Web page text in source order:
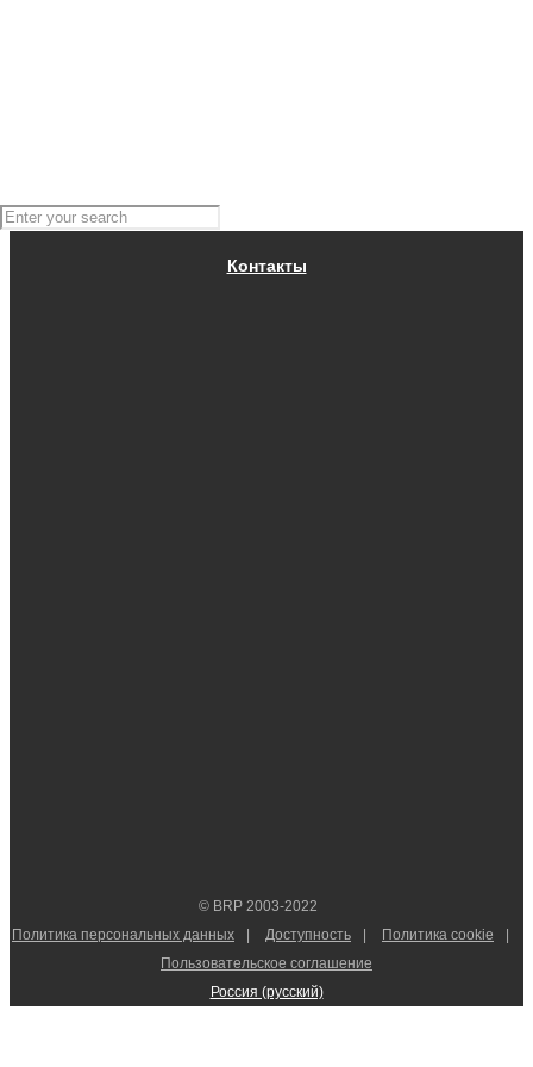
BRP РОССИЯ
Контакты
© BRP 2003-2022
Политика персональных данных
Доступность
Политика cookie
Пользовательское соглашение
Россия (русский)